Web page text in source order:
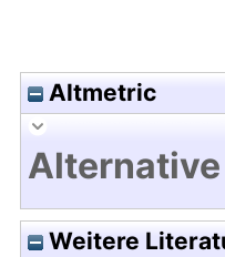
Altmetric
Weitere